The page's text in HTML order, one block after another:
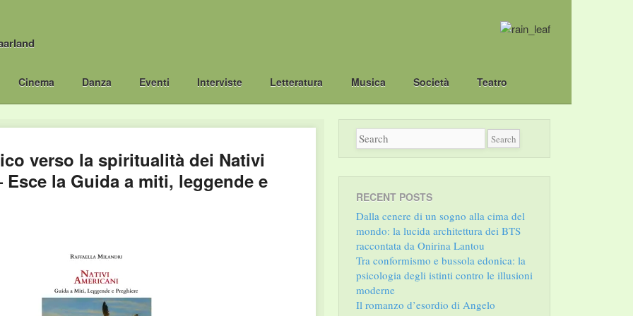
Cinema Danza Eventi Interviste Letteratura Musica Società Teatro
verso la spiritualità dei Nativi
la Guida a miti, leggende e
RECENT POSTS
Dalla cenere di un sogno alla cima del
mondo: la lucida architettura dei BTS
raccontata da Onirina Lantou
Tra conformismo e bussola edonica: la
psicologia degli istinti contro le illusioni
moderne
Il romanzo d’esordio di Angelo